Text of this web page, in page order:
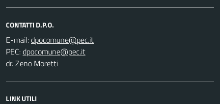
CONTATTI D.P.O.
E-mail:
PEC:
dr. Zeno Moretti
LINK UTILI